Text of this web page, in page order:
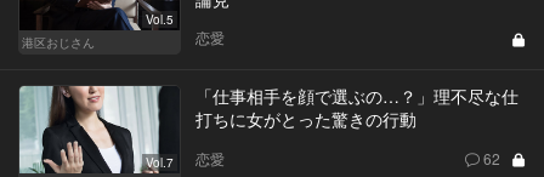
Vol.5
港区おじさん
恋愛
Vol.7
「仕事相手を顔で選ぶの…？」理不尽な仕
打ちに女がとった驚きの行動
恋愛 62